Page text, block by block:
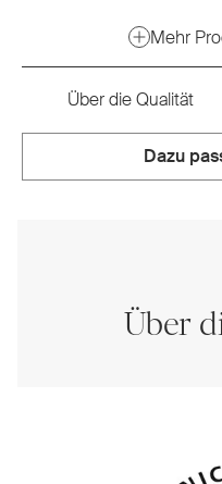
Mehr
Über die Qualität
Dazu
Über